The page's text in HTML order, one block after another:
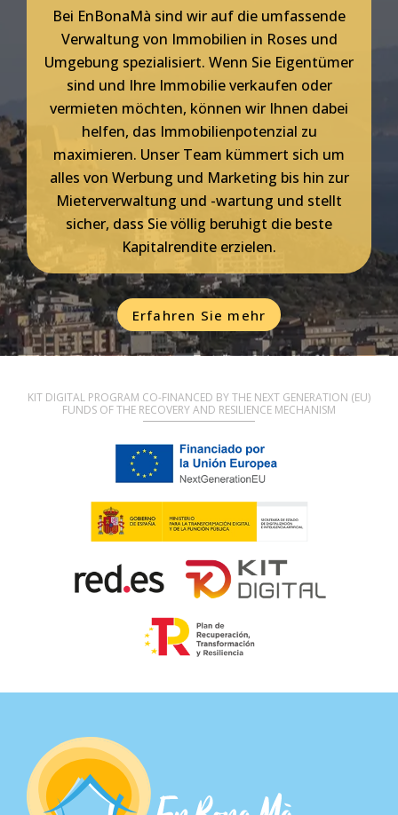
Bei EnBonaMà sind wir auf die umfassende
Verwaltung von Immobilien in Roses und
Umgebung spezialisiert. Wenn Sie Eigentümer
sind und Ihre Immobilie verkaufen oder
vermieten möchten, können wir Ihnen dabei
helfen, das Immobilienpotenzial zu
maximieren. Unser Team kümmert sich um
alles von Werbung und Marketing bis hin zur
Mieterverwaltung und -wartung und stellt
sicher, dass Sie völlig beruhigt die beste
Kapitalrendite erzielen.
Erfahren Sie mehr
KIT DIGITAL PROGRAM CO-FINANCED BY THE NEXT GENERATION (EU)
FUNDS OF THE RECOVERY AND RESILIENCE MECHANISM